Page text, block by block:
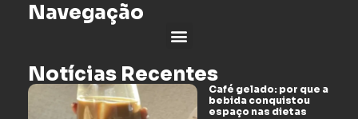
Navegação
Notícias Recentes
Café gelado: por que a
bebida conquistou
espaço nas dietas